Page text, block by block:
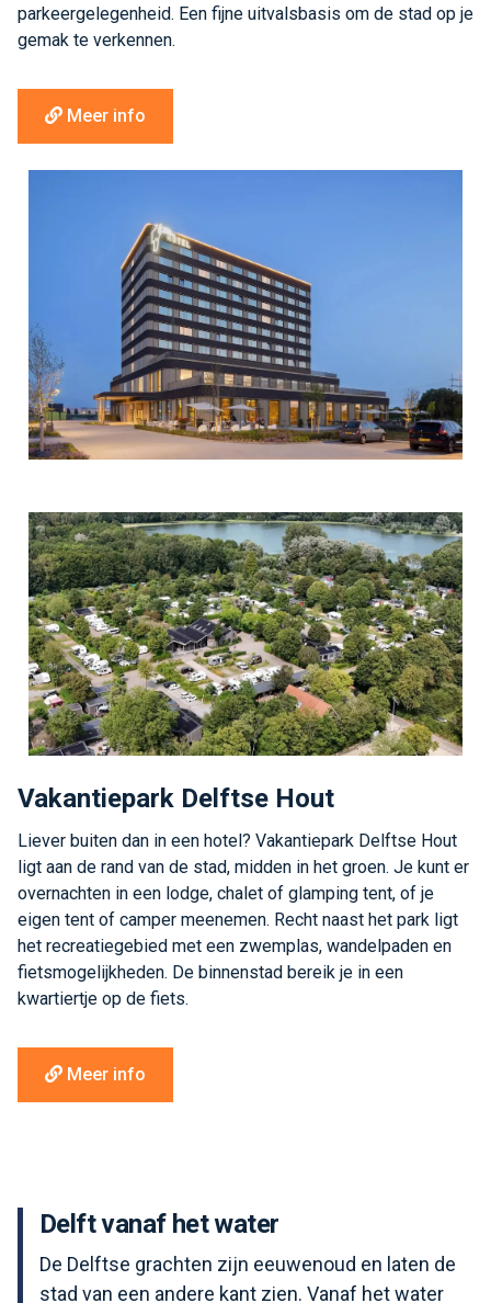
parkeergelegenheid. Een fijne uitvalsbasis om de stad op je
gemak te verkennen.
Meer info
Vakantiepark Delftse Hout
Liever buiten dan in een hotel? Vakantiepark Delftse Hout
ligt aan de rand van de stad, midden in het groen. Je kunt er
overnachten in een lodge, chalet of glamping tent, of je
eigen tent of camper meenemen. Recht naast het park ligt
het recreatiegebied met een zwemplas, wandelpaden en
fietsmogelijkheden. De binnenstad bereik je in een
kwartiertje op de fiets.
Meer info
Delft vanaf het water
De Delftse grachten zijn eeuwenoud en laten de
stad van een andere kant zien. Vanaf het water